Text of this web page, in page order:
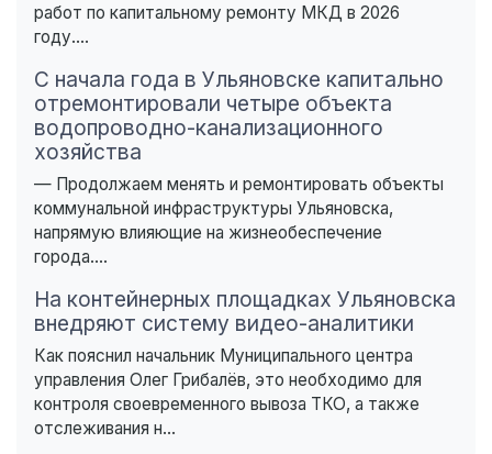
работ по капитальному ремонту МКД в 2026
году....
С начала года в Ульяновске капитально
отремонтировали четыре объекта
водопроводно-канализационного
хозяйства
— Продолжаем менять и ремонтировать объекты
коммунальной инфраструктуры Ульяновска,
напрямую влияющие на жизнеобеспечение
города....
На контейнерных площадках Ульяновска
внедряют систему видео-аналитики
Как пояснил начальник Муниципального центра
управления Олег Грибалёв, это необходимо для
контроля своевременного вывоза ТКО, а также
отслеживания н...